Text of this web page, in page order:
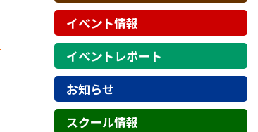
イベント情報
イベントレポート
お知らせ
スクール情報